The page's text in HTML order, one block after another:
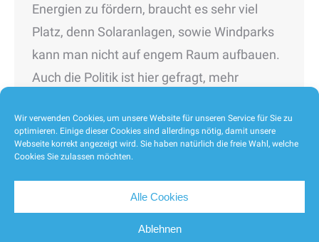
Wir verwenden Cookies, um unsere Website für unseren Service für Sie zu
optimieren. Einige dieser Cookies sind allerdings nötig, damit unsere
Webseite korrekt angezeigt wird. Sie haben natürlich die freie Wahl, welche
Cookies Sie zulassen möchten.
Alle Cookies
Ablehnen
Energien zu fördern, braucht es sehr viel
Platz, denn Solaranlagen, sowie Windparks
kann man nicht auf engem Raum aufbauen.
Auch die Politik ist hier gefragt, mehr
1 2 3 4 5 … 15 →